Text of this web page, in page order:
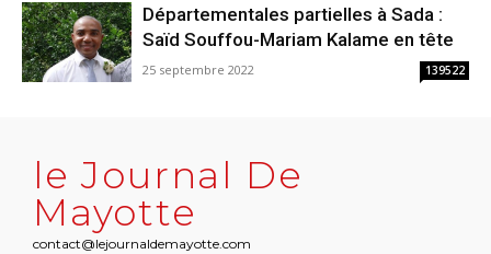
Départementales partielles à Sada :
Saïd Souffou-Mariam Kalame en tête
25 septembre 2022 139522
le Journal De
Mayotte
contact@lejournaldemayotte.com